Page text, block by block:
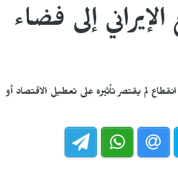
إلى فضاء
لم يقتصر تأثيره على تعطيل الاقتصاد أو